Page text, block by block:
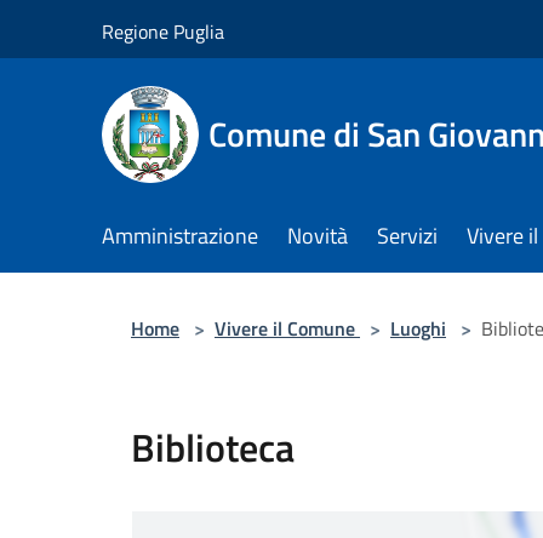
Regione Puglia
Comune di San
Amministrazione Novità Servizi Vivere
Home > Vivere il Comune > Luoghi >
Biblioteca